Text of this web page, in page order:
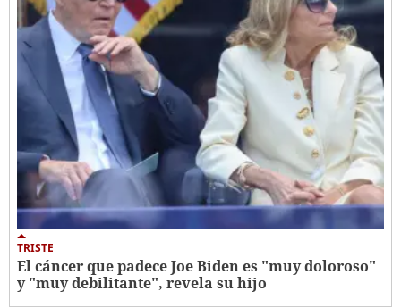
TRISTE
El cáncer que padece Joe Biden es "muy doloroso"
y "muy debilitante", revela su hijo